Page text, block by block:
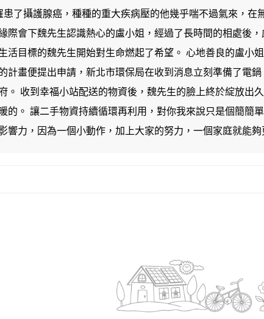
了攝護腺癌，種種的重大疾病壓的他幾乎喘不過氣來，在
際會下魏先生認識熱心的盧小姐，經過了長時間的相處後
活目標的魏先生開始對生命燃起了希望。 心地善良的盧小
計畫便提出申請，新北市環保局在收到消息立刻準備了電
。 收到幸福小站配送的物資後，魏先生的臉上終於綻放出
的。 讓二手物資持續循環再利用，對你我來說只是個簡簡
響力，因為一個小動作，加上大家的努力，一個家庭就能夠